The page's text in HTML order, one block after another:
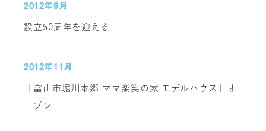
2012年9月
設立50周年を迎える
2012年11月
「富山市堀川本郷 ママ楽笑の家 モデルハウス」オ
ープン